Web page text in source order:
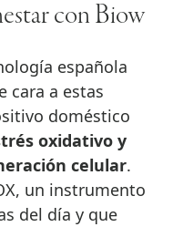
con Biow
española
cara a estas
doméstico
oxidativo y
celular.
un instrumento
del día y que